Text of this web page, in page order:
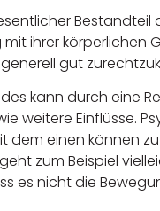
Bestandteil
ihrer körperlichen
gut
kann durch eine
weitere Einflüsse.
einen können
zum Beispiel
es nicht die